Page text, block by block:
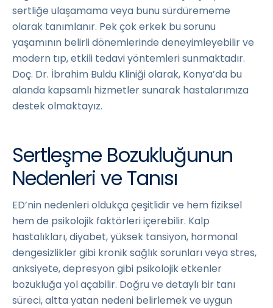
sertliğe ulaşamama veya bunu sürdürememe
olarak tanımlanır. Pek çok erkek bu sorunu
yaşamının belirli dönemlerinde deneyimleyebilir ve
modern tıp, etkili tedavi yöntemleri sunmaktadır.
Doç. Dr. İbrahim Buldu Kliniği olarak, Konya’da bu
alanda kapsamlı hizmetler sunarak hastalarımıza
destek olmaktayız.
Sertleşme Bozukluğunun
Nedenleri ve Tanısı
ED’nin nedenleri oldukça çeşitlidir ve hem fiziksel
hem de psikolojik faktörleri içerebilir. Kalp
hastalıkları, diyabet, yüksek tansiyon, hormonal
dengesizlikler gibi kronik sağlık sorunları veya stres,
anksiyete, depresyon gibi psikolojik etkenler
bozukluğa yol açabilir. Doğru ve detaylı bir tanı
süreci, altta yatan nedeni belirlemek ve uygun